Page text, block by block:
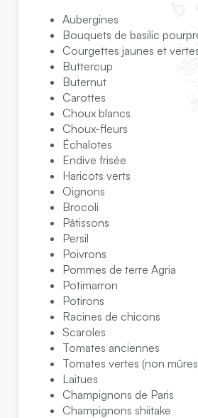
Aubergines
Bouquets de basilic
Courgettes jaunes et
Buttercup
Buternut
Carottes
Choux blancs
Choux-fleurs
Échalotes
Endive frisée
Haricots verts
Oignons
Brocoli
Pâtissons
Persil
Poivrons
Pommes de terre Agria
Potimarron
Potirons
Racines de chicons
Scaroles
Tomates anciennes
Tomates vertes (non
Laitues
Champignons de Paris
Champignons shiitake